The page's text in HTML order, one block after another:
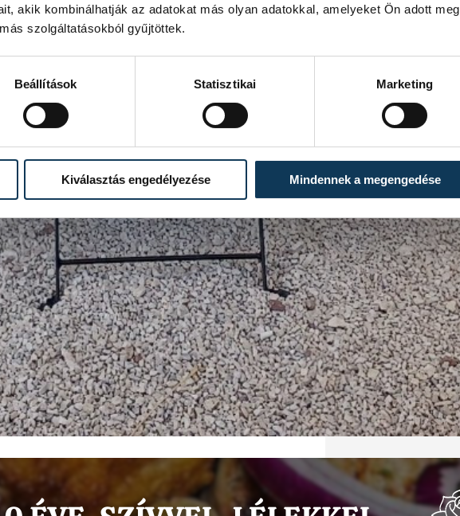
akik kombinálhatják az adatokat más olyan adatokkal, amelyeket Ön adott meg
szolgáltatásokból gyűjtöttek.
Beállítások Statisztikai Marketing
Kiválasztás engedélyezése Mindennek a megengedése